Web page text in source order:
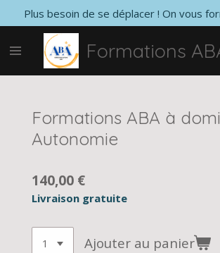
Passer
au
contenu
principal
Formations
Plus besoin de se déplacer ! On vous
Formations ABA à
Autonomie
140,00 €
Livraison gratuite
Ajouter au panier